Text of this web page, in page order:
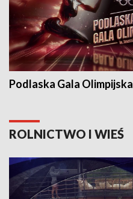
Podlaska Gala Olimpijska
ROLNICTWO I WIEŚ